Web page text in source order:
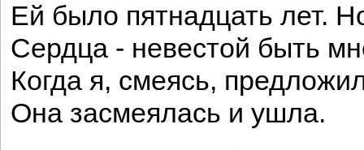
Ей было пятнадцать лет.
Сердца - невестой быть
Когда я, смеясь,
Она засмеялась и ушла.